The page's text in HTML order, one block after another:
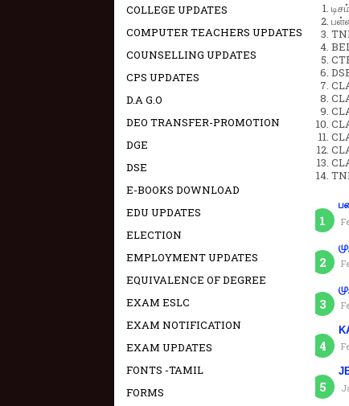
COLLEGE UPDATES
COMPUTER TEACHERS UPDATES
COUNSELLING UPDATES
CPS UPDATES
D.A G.O
DEO TRANSFER-PROMOTION
DGE
DSE
E-BOOKS DOWNLOAD
EDU UPDATES
ELECTION
EMPLOYMENT UPDATES
EQUIVALENCE OF DEGREE
EXAM ESLC
EXAM NOTIFICATION
EXAM UPDATES
FONTS -TAMIL
FORMS